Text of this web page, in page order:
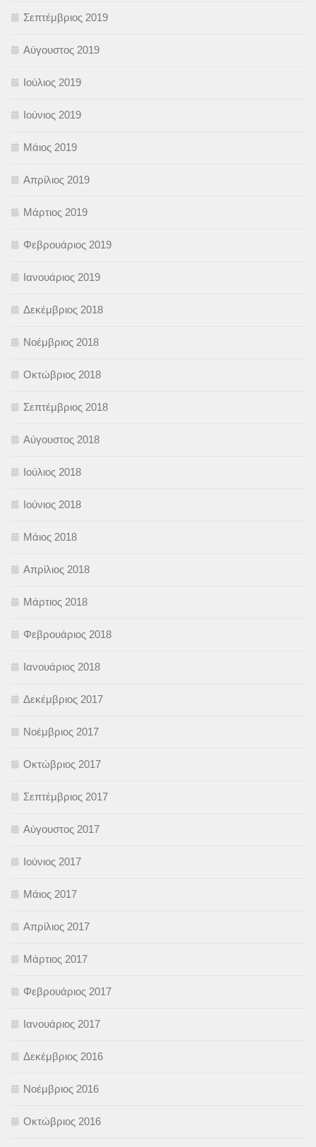
Σεπτέμβριος 2019
Αύγουστος 2019
Ιούλιος 2019
Ιούνιος 2019
Μάιος 2019
Απρίλιος 2019
Μάρτιος 2019
Φεβρουάριος 2019
Ιανουάριος 2019
Δεκέμβριος 2018
Νοέμβριος 2018
Οκτώβριος 2018
Σεπτέμβριος 2018
Αύγουστος 2018
Ιούλιος 2018
Ιούνιος 2018
Μάιος 2018
Απρίλιος 2018
Μάρτιος 2018
Φεβρουάριος 2018
Ιανουάριος 2018
Δεκέμβριος 2017
Νοέμβριος 2017
Οκτώβριος 2017
Σεπτέμβριος 2017
Αύγουστος 2017
Ιούνιος 2017
Μάιος 2017
Απρίλιος 2017
Μάρτιος 2017
Φεβρουάριος 2017
Ιανουάριος 2017
Δεκέμβριος 2016
Νοέμβριος 2016
Οκτώβριος 2016